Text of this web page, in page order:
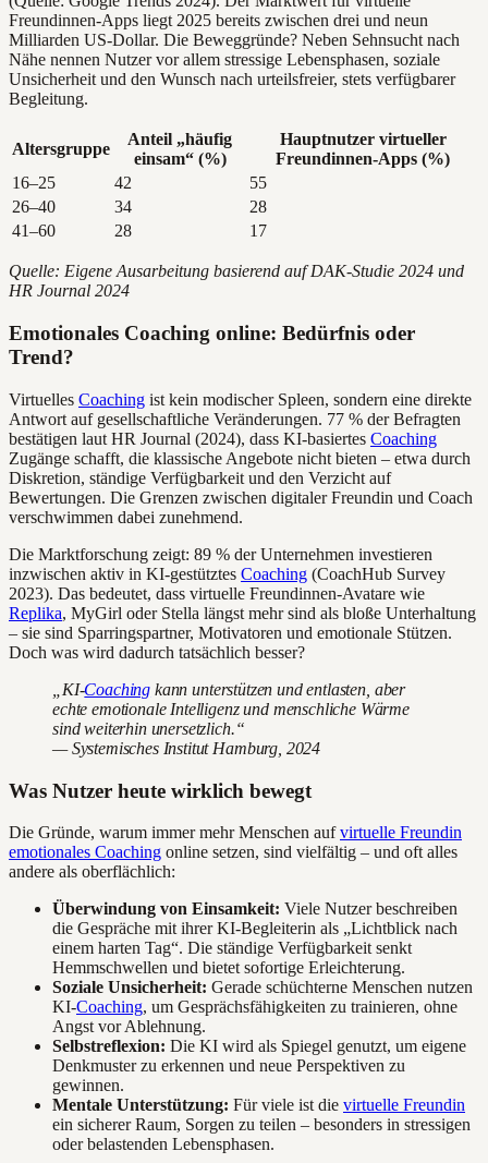
Freundinnen-Apps liegt 2025 bereits zwischen drei und neun
Milliarden US-Dollar. Die Beweggründe? Neben Sehnsucht nach
Nähe nennen Nutzer vor allem stressige Lebensphasen, soziale
Unsicherheit und den Wunsch nach urteilsfreier, stets verfügbarer
Begleitung.
Altersgruppe
Anteil „häufig
einsam“ (%)
Hauptnutzer virtueller
Freundinnen-Apps (%)
16–25
42
55
26–40
34
28
41–60
28 17
Quelle: Eigene Ausarbeitung basierend auf DAK-Studie 2024 und
HR Journal 2024
Emotionales Coaching online: Bedürfnis oder
Trend?
Virtuelles Coaching ist kein modischer Spleen, sondern eine direkte
Antwort auf gesellschaftliche Veränderungen. 77 % der Befragten
bestätigen laut HR Journal (2024), dass KI-basiertes Coaching
Zugänge schafft, die klassische Angebote nicht bieten – etwa durch
Diskretion, ständige Verfügbarkeit und den Verzicht auf
Bewertungen. Die Grenzen zwischen digitaler Freundin und Coach
verschwimmen dabei zunehmend.
Die Marktforschung zeigt: 89 % der Unternehmen investieren
inzwischen aktiv in KI-gestütztes Coaching (CoachHub Survey
2023). Das bedeutet, dass virtuelle Freundinnen-Avatare wie
Replika, MyGirl oder Stella längst mehr sind als bloße Unterhaltung
– sie sind Sparringspartner, Motivatoren und emotionale Stützen.
Doch was wird dadurch tatsächlich besser?
„KI-Coaching kann unterstützen und entlasten, aber
echte emotionale Intelligenz und menschliche Wärme
sind weiterhin unersetzlich.“
— Systemisches Institut Hamburg, 2024
Was Nutzer heute wirklich bewegt
Die Gründe, warum immer mehr Menschen aufvirtuelle Freundin
emotionales Coaching online setzen, sind vielfältig – und oft alles
andere als oberflächlich:
Überwindung von Einsamkeit: Viele Nutzer beschreiben
die Gespräche mit ihrer KI-Begleiterin als „Lichtblick nach
einem harten Tag“. Die ständige Verfügbarkeit senkt
Hemmschwellen und bietet sofortige Erleichterung.
Soziale Unsicherheit: Gerade schüchterne Menschen nutzen
KI-Coaching, um Gesprächsfähigkeiten zu trainieren, ohne
Angst vor Ablehnung.
Selbstreflexion: Die KI wird als Spiegel genutzt, um eigene
Denkmuster zu erkennen und neue Perspektiven zu
gewinnen.
Mentale Unterstützung: Für viele ist die virtuelle Freundin
ein sicherer Raum, Sorgen zu teilen – besonders in stressigen
oder belastenden Lebensphasen.